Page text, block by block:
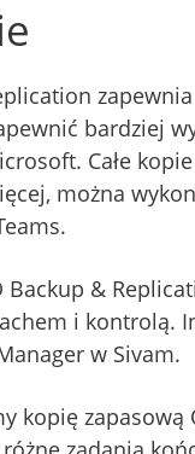
bardziej
Całe
można
Backup &
i kontrolą.
w Sivam.
kopię